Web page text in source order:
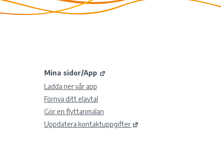
Mina sidor/App
Ladda ner vår app
Förnya ditt elavtal
Gör en flyttanmälan
Uppdatera kontaktuppgifter